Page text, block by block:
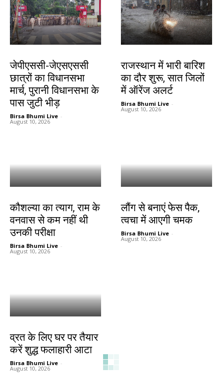
जेपीएससी-जेएसएससी
छात्रों का विधानसभा
मार्च, पुरानी विधानसभा के
पास जुटी भीड़
Birsa Bhumi Live -
August 10, 2026
राजस्थान में भारी बारिश
का दौर शुरू, सात जिलों
में ऑरेंज अलर्ट
Birsa Bhumi Live -
August 10, 2026
कौशल्या का त्याग, राम के
वनवास से कम नहीं थी
उनकी परीक्षा
Birsa Bhumi Live -
August 10, 2026
लौंग से बनाएं फेस पैक,
त्वचा में आएगी चमक
Birsa Bhumi Live -
August 10, 2026
व्रत के लिए घर पर तैयार
करें शुद्ध फलाहारी आटा
Birsa Bhumi Live -
August 10, 2026